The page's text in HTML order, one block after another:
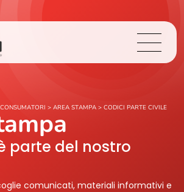
> AREA STAMPA > CODICI PARTE CIVILE
parte del nostro
comunicati, materiali informativi e